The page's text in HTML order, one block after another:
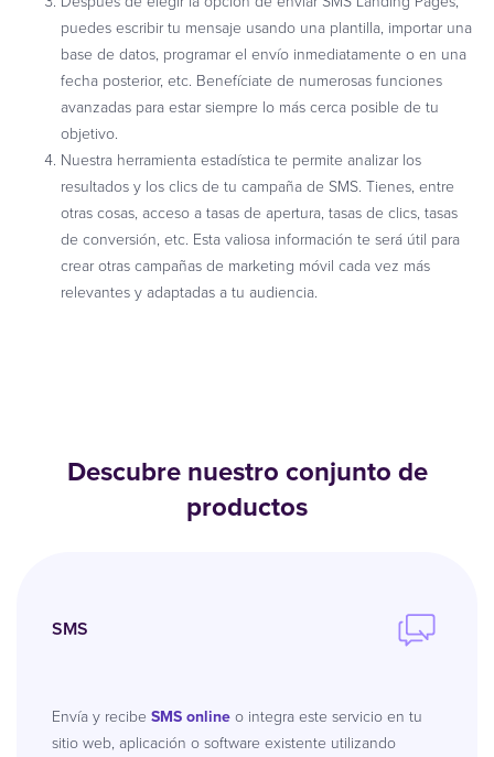
puedes escribir tu mensaje usando una plantilla, importar una
base de datos, programar el envío inmediatamente o en una
fecha posterior, etc. Benefíciate de numerosas funciones
avanzadas para estar siempre lo más cerca posible de tu
objetivo.
Nuestra herramienta estadística te permite analizar los
resultados y los clics de tu campaña de SMS. Tienes, entre
otras cosas, acceso a tasas de apertura, tasas de clics, tasas
de conversión, etc. Esta valiosa información te será útil para
crear otras campañas de marketing móvil cada vez más
relevantes y adaptadas a tu audiencia.
Descubre nuestro conjunto de
productos
SMS
Envía y recibe SMS onlineo integra este servicio en tu
sitio web, aplicación o software existente utilizando